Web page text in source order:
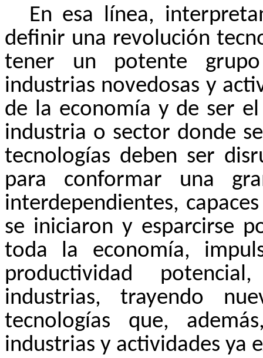
En esa línea,
definir una revolución
tener un potente
industrias novedosas y
de la economía y de ser
industria o sector donde
tecnologías deben ser
para conformar una
interdependientes,
se iniciaron y esparcirse
toda la economía,
productividad
industrias, trayendo
tecnologías que,
industrias y actividades ya